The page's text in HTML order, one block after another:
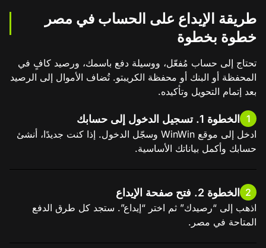
طريقة الإيداع على الحساب في مصر
خطوة بخطوة
تحتاج إلى حساب مُفعّل، ووسيلة دفع باسمك، ورصيد كافٍ في
المحفظة أو البنك أو محفظة الكريبتو. تُضاف الأموال إلى الرصيد
بعد إتمام التحويل وتأكيده.
1 الخطوة 1. تسجيل الدخول إلى حسابك
ادخل إلى موقع WinWin وسجّل الدخول. إذا كنت جديدًا، أنشئ
حسابك وأكمل بياناتك الأساسية.
2 الخطوة 2. فتح صفحة الإيداع
اذهب إلى “رصيدك” ثم اختر “إيداع”. ستجد كل طرق الدفع
المتاحة في مصر.